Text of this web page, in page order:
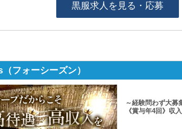
黒服求人を見る・応募
フォーシーズン）
～経験問わず大募
《賞与年4回》収